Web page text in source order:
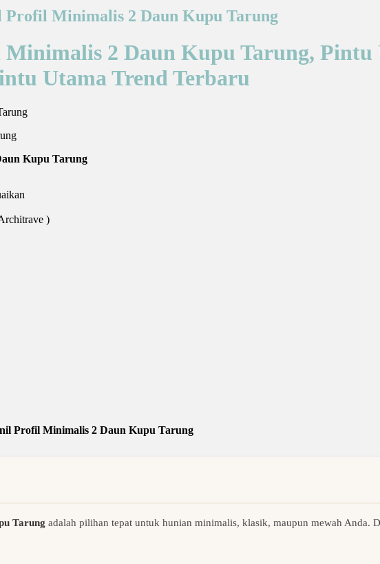
Minimalis 2 Daun Kupu Tarung
2 Daun Kupu Tarung,
Utama Trend Terbaru
Kupu Tarung
)
Profil Minimalis 2 Daun Kupu Tarung
Tarung adalah pilihan tepat untuk hunian minimalis, klasik, maupun mewah Anda.